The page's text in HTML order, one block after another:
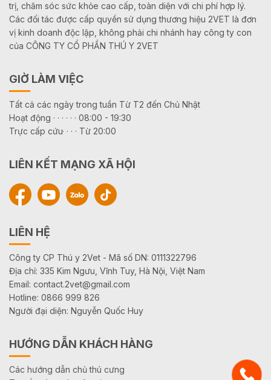
trị, chăm sóc sức khỏe cao cấp, toàn diện với chi phí hợp lý.
Các đối tác được cấp quyền sử dụng thương hiệu 2VET là đơn
vị kinh doanh độc lập, không phải chi nhánh hay công ty con
của CÔNG TY CỔ PHẦN THÚ Y 2VET
GIỜ LÀM VIỆC
Tất cả các ngày trong tuần Từ T2 đến Chủ Nhật
Hoạt động · · · · · · 08:00 - 19:30
Trực cấp cứu· · · · Từ 20:00
LIÊN KẾT MẠNG XÃ HỘI
LIÊN HỆ
Công ty CP Thú y 2Vet - Mã số DN: 0111322796
Địa chỉ: 335 Kim Ngưu, Vĩnh Tuy, Hà Nội, Việt Nam
Email: contact.2vet@gmail.com
Hotline: 0866 999 826
Người đại diện: Nguyễn Quốc Huy
HƯỚNG DẪN KHÁCH HÀNG
Các hướng dẫn chủ thú cưng